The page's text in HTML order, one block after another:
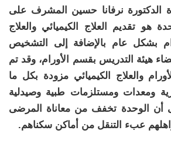
الدكتورة نرفانا حسين المشرف على
هو تقديم العلاج الكيميائي والعلاج
بشكل عام بالإضافة إلى التشخيص
هيئة التدريس بقسم الأورام، وقد تم
والعلاج الكيميائي مزودة بكل ما
ومعدات ومستلزمات طبية وصيدلية
أن الوحدة تخفف من معاناة المرضى
عبء التنقل من أماكن سكناهم.